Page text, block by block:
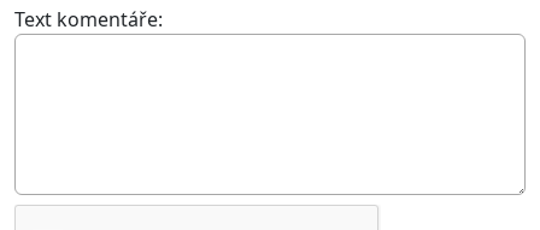
Text komentáře: